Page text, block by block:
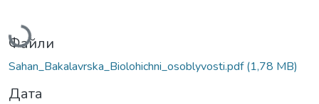
Вантажиться...
Файли
Sahan_Bakalavrska_Biolohichni_osoblyvosti.pdf(1,78 MB)
Дата